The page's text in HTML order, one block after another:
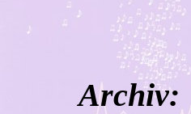
Archiv: